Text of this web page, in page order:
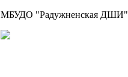
МБУДО "Радужненская ДШИ"